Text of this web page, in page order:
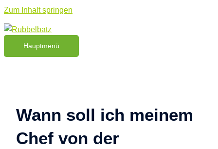
Zum Inhalt springen
Hauptmenü
Wann soll ich meinem
Chef von der